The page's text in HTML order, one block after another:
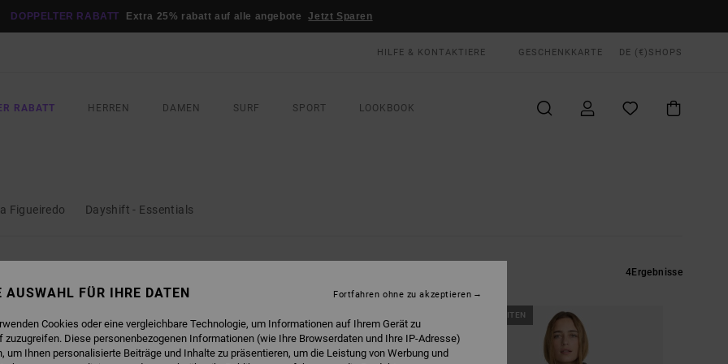
DOPPELTER RABATT Extra 25% rabatt auf alle angebote Jetzt Sparen
HILFE & KONTAKTIERE GESCHENKKARTE DE (€) SHOPS
RABATT HERREN DAMEN SURF SPORT LOOKBOOK
Figueiredo Dayshift - Essentials
4Ergebnisse
NEUHEITEN
AUSWAHL FÜR IHRE DATEN
Cookies oder eine vergleichbare Technologie, um Informationen auf Ihrem Gerät zu
Diese personenbezogenen Informationen (wie Ihre Browserdaten und Ihre IP-Adresse)
um Ihnen personalisierte Beiträge und Inhalte zu präsentieren, um die Leistung von Werbung und
Fortfahren ohne zu akzeptieren